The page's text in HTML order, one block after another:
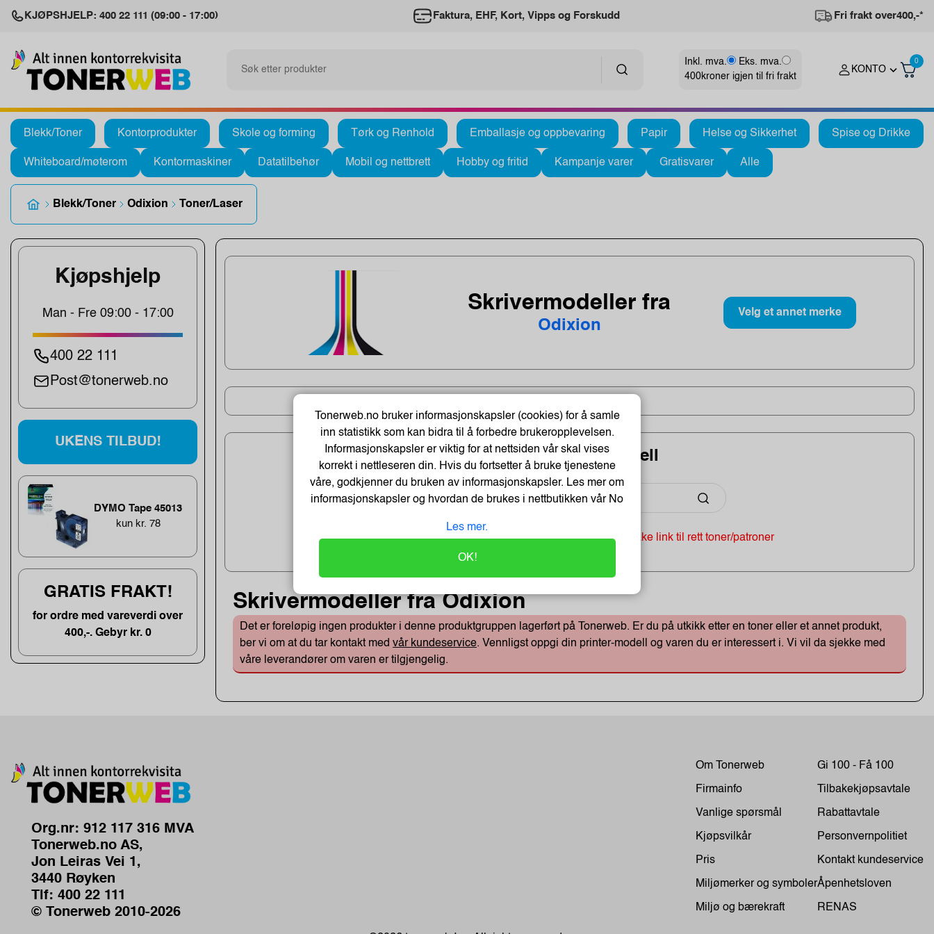
KJØPSHJELP: 400 22 111 (09:00 - 17:00) Faktura, EHF, Kort, Vipps og Forskudd Fri frakt over400,-*
Inkl. mva.
Eks. mva.
400kroner igjen til fri frakt
KONTO
0
Blekk/Toner Kontorprodukter Skole og forming Tørk og Renhold Emballasje og oppbevaring Papir Helse og Sikkerhet Spise og Drikke
Whiteboard/møterom Kontormaskiner Datatilbehør Mobil og nettbrett Hobby og fritid Kampanje varer Gratisvarer Alle
Blekk/Toner Odixion Toner/Laser
Kjøpshjelp
Man - Fre 09:00 - 17:00
400 22 111
Post@tonerweb.no
UKENS TILBUD!
DYMO Tape 45013
kun kr. 78
GRATIS FRAKT!
for ordre med vareverdi over
400,-. Gebyr kr. 0
Skrivermodeller fra
Odixion
Velg et annet merke
Velg din skrivermodell
Send navnet på din skriver tilpost@tonerweb.no, få tilbake link til rett toner/patroner
Skrivermodeller fra Odixion
Det er foreløpig ingen produkter i denne produktgruppen lagerført på Tonerweb. Er du på utkikk etter en toner eller et annet produkt,
ber vi om at du tar kontakt med vår kundeservice. Vennligst oppgi din printer-modell og varen du er interessert i. Vi vil da sjekke med
våre leverandører om varen er tilgjengelig.
Org.nr: 912 117 316 MVA
Tonerweb.no AS,
Jon Leiras Vei 1,
3440 Røyken
Tlf: 400 22 111
© Tonerweb 2010-2026
Om Tonerweb
Firmainfo
Vanlige spørsmål
Kjøpsvilkår
Pris
Miljømerker og symboler
Miljø og bærekraft
Gi 100 - Få 100
Tilbakekjøpsavtale
Rabattavtale
Personvernpolitiet
Kontakt kundeservice
Åpenhetsloven
RENAS
Tonerweb.no bruker informasjonskapsler (cookies) for å samle
inn statistikk som kan bidra til å forbedre brukeropplevelsen.
Informasjonskapsler er viktig for at nettsiden vår skal vises
korrekt i nettleseren din. Hvis du fortsetter å bruke tjenestene
våre, godkjenner du bruken av informasjonskapsler. Les mer om
informasjonskapsler og hvordan de brukes i nettbutikken vårNo
Les mer.
OK!